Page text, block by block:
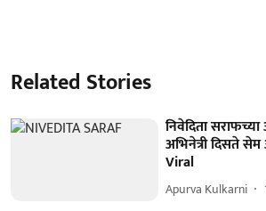
Related Stories
निवेदिता
अभिनेत्री दिसते
Viral
Apurva Kulkarni